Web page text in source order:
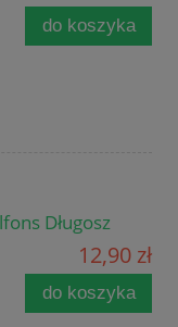
do koszyka
Długosz
12,90 zł
do koszyka